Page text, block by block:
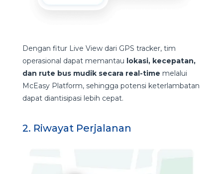
Dengan fitur Live View dari GPS tracker, tim
operasional dapat memantau lokasi, kecepatan,
dan rute bus mudik secara real-time melalui
McEasy Platform, sehingga potensi keterlambatan
dapat diantisipasi lebih cepat.
2. Riwayat Perjalanan